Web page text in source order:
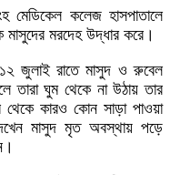
মেডিকেল কলেজ হাসপাতালে
মরদেহ উদ্ধার করে।
১২ জুলাই রাতে মাসুদ ও রুবেল
তারা ঘুম থেকে না উঠায় তার
কারও কোন সাড়া পাওয়া
মাসুদ মৃত অবস্থায় পড়ে